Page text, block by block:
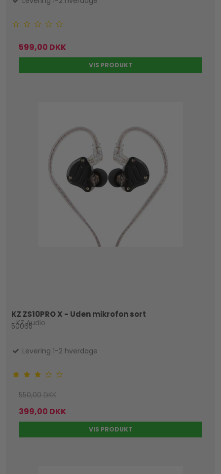
599,00 DKK
VIS PRODUKT
KZ ZS10PRO X - Uden mikrofon sort
KZ Audio
50065
Levering 1-2 hverdage
550,00 DKK
399,00 DKK
VIS PRODUKT